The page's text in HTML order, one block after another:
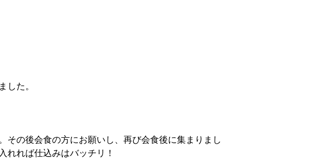
した。
の後会食の方にお願いし、再び会食後に集まりまし
れれば仕込みはバッチリ！